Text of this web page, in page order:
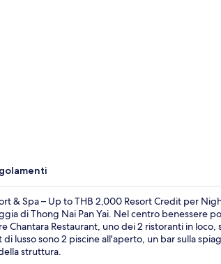
& Spa – Up to THB 2,000 Resort Credit per
di Thong Nai Pan Yai. Nel centro benessere
Restaurant, uno dei 2 ristoranti in loco,
lusso sono 2 piscine all'aperto, un bar sulla
struttura.